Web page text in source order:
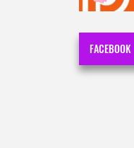
FACEBOOK